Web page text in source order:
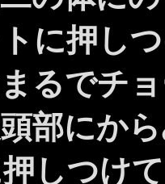
に押し
るでチ
部にか
しつけ